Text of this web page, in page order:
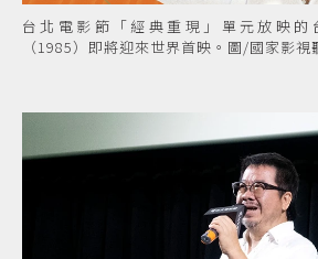
台北電影節「經典重現」單元放映的
（1985）即將迎來世界首映。圖/國家影視